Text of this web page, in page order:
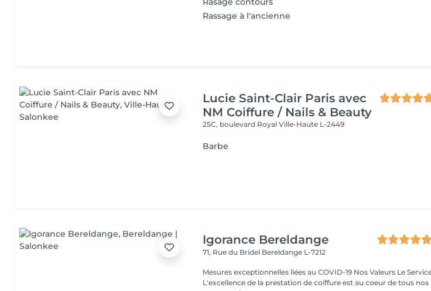
Rassage à l'ancienne
Lucie Saint-Clair Paris avec
NM Coiffure / Nails & Beauty
25C, boulevard RoyalVille-Haute L-2449
Barbe
Igorance Bereldange
71, Rue du Bridel Bereldange L-7212
Mesures exceptionnelles liées au COVID-19 Nos Valeurs Le Service :
L'excellence de la prestation de coiffure est au coeur de tous nos